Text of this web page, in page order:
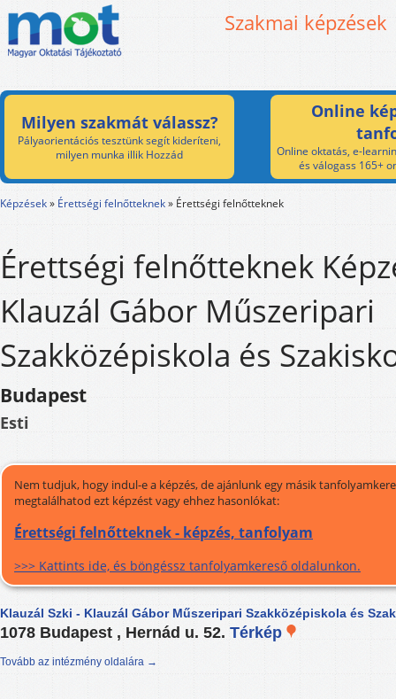
Szakmai képzések
Milyen szakmát válassz?
Pályaorientációs tesztünk segít kideríteni,
milyen munka illik Hozzád
Online
Online oktatás, e-
és válogass 165+
Képzések» Érettségi felnőtteknek» Érettségi felnőtteknek
Érettségi felnőtteknek
Klauzál Gábor Műszeripari
Szakközépiskola és
Budapest
Esti
Nem tudjuk, hogy indul-e a képzés, de ajánlunk egy másik
megtalálhatod ezt képzést vagy ehhez hasonlókat:
Érettségi felnőtteknek - képzés, tanfolyam
>>> Kattints ide, és böngéssz tanfolyamkereső oldalunkon.
Klauzál Szki - Klauzál Gábor Műszeripari Szakközépiskola és
1078 Budapest , Hernád u. 52. Térkép
Tovább az intézmény oldalára →